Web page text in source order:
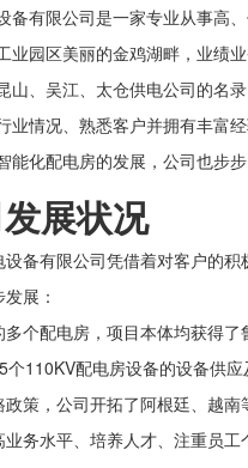
备有限公司是一家专业从事高
业园区美丽的金鸡湖畔，业绩
山、吴江、太仓供电公司的名
业情况、熟悉客户并拥有丰富
能化配电房的发展，公司也步
展状况
备有限公司凭借着对客户的
展：
个配电房，项目本体均获得了
个110KV配电房设备的设备供应
政策，公司开拓了阿根廷、越南
务水平、培养人才、注重员工